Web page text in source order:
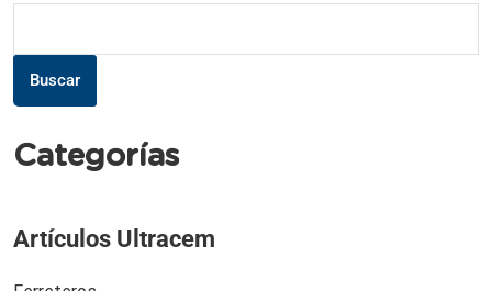
Buscar
Categorías
Artículos Ultracem